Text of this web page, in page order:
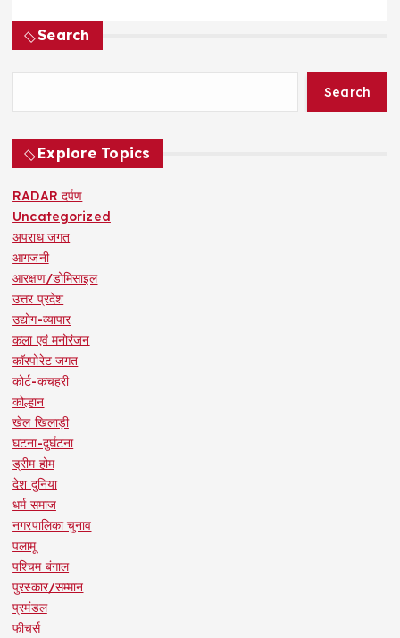
Search
Search
Explore Topics
RADAR दर्पण
Uncategorized
अपराध जगत
आगजनी
आरक्षण/डोमिसाइल
उत्तर प्रदेश
उद्योग-व्यापार
कला एवं मनोरंजन
कॉरपोरेट जगत
कोर्ट-कचहरी
कोल्हान
खेल खिलाड़ी
घटना-दुर्घटना
ड्रीम होम
देश दुनिया
धर्म समाज
नगरपालिका चुनाव
पलामू
पश्चिम बंगाल
पुरस्कार/सम्मान
प्रमंडल
फीचर्स